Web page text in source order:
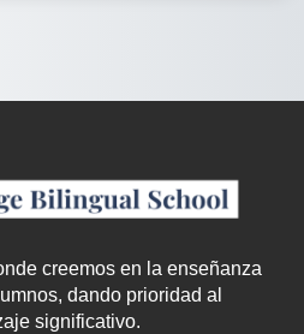
creemos en la enseñanza
dando prioridad al
significativo.